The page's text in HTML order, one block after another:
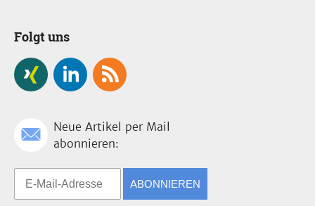
Folgt uns
Neue Artikel per Mail
abonnieren:
ABONNIEREN